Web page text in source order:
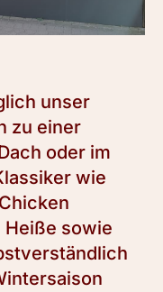
unser
zu einer
oder im
wie
Heiße sowie